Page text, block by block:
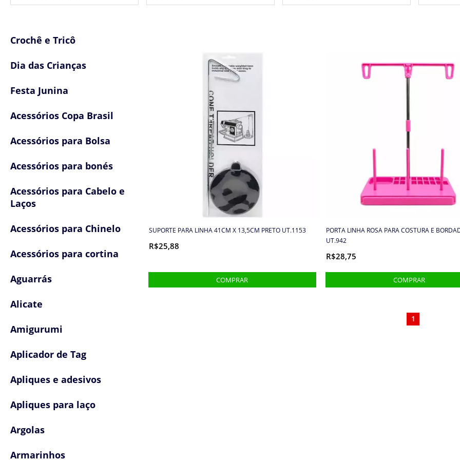
Crochê e Tricô
Dia das Crianças
Festa Junina
Acessórios Copa Brasil
Acessórios para Bolsa
Acessórios para bonés
Acessórios para Cabelo e
Laços
Acessórios para Chinelo
Acessórios para cortina
Aguarrás
Alicate
Amigurumi
Aplicador de Tag
Apliques e adesivos
Apliques para laço
Argolas
Armarinhos
SUPORTE PARA LINHA 41CM X 13,5CM PRETO UT.1153
R$25,88
PORTA LINHA ROSA PARA COSTURA E
UT.942
R$28,75
1